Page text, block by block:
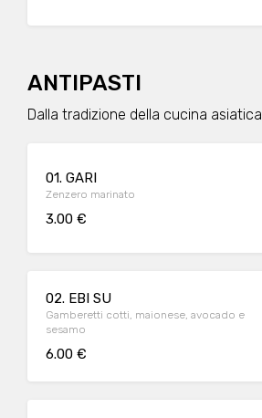
ANTIPASTI
Dalla tradizione della cucina asiatica
01. GARI
Zenzero marinato
3.00 €
02. EBI SU
Gamberetti cotti, maionese, avocado e
sesamo
6.00 €